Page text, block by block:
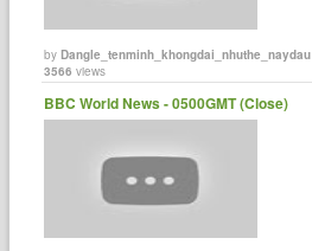
byDangle_tenminh_khongdai_nhuthe_naydau
3566 views
BBC World News - 0500GMT (Close)